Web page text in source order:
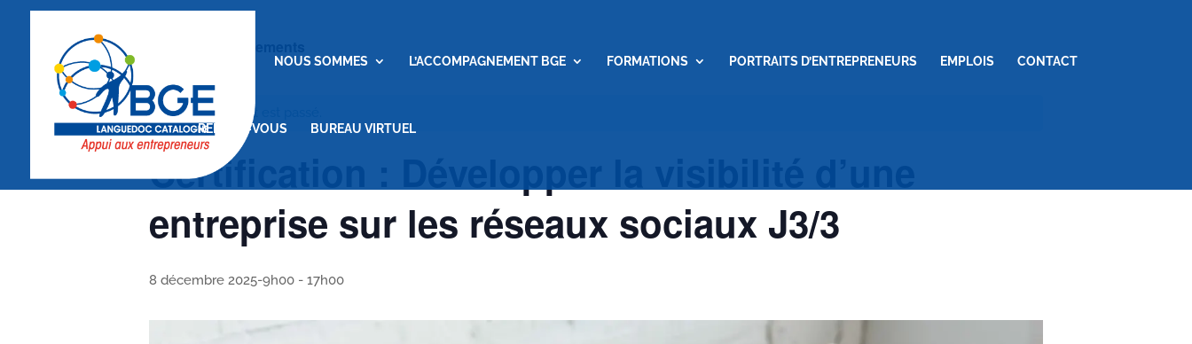
NOUS SOMMES L’ACCOMPAGNEMENT BGE FORMATIONS PORTRAITS D’ENTREPRENEURS EMPLOIS CONTACT
RENDEZ-VOUS BUREAU VIRTUEL
Cet évènement est passé.
Certification : Développer la visibilité d’une
entreprise sur les réseaux sociaux J3/3
8 décembre 2025-9h00 - 17h00